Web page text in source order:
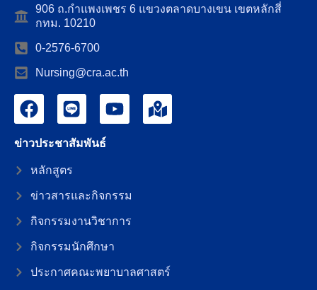
906 ถ.กำแพงเพชร 6 แขวงตลาดบางเขน เขตหลักสี่
กทม. 10210
0-2576-6700
Nursing@cra.ac.th
ข่าวประชาสัมพันธ์
หลักสูตร
ข่าวสารและกิจกรรม
กิจกรรมงานวิชาการ
กิจกรรมนักศึกษา
ประกาศคณะพยาบาลศาสตร์